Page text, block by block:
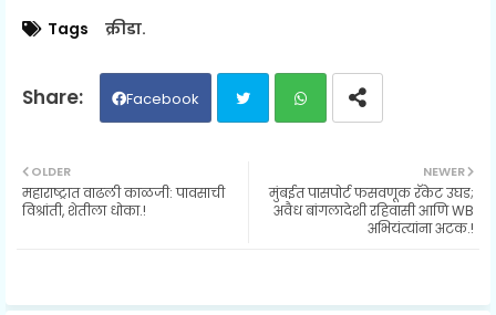
Tags क्रीडा.
Facebook
ats
NEWER
मुंबईत पासपोर्ट फसवणूक रॅकेट उघड;
अवैध बांगलादेशी रहिवासी आणि WB
अभियंत्यांना अटक.!
OLDER
महाराष्ट्रात वाढली काळजी: पावसाची
विश्रांती, शेतीला धोका.!